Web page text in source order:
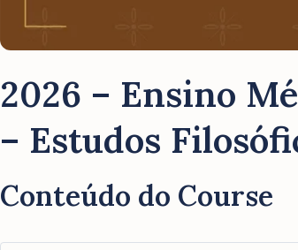
2026 – Ensino
– Estudos
Conteúdo do Course